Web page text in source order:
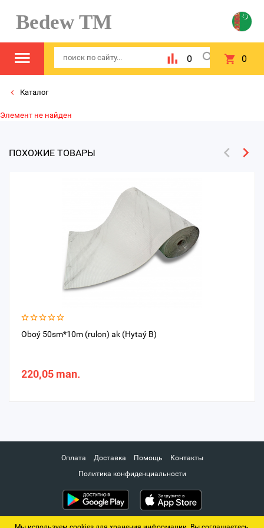
Bedew TM
0 0
Каталог
Элемент не найден
ПОХОЖИЕ ТОВАРЫ
Oboý 50sm*10m (rulon) ak (Hytaý B)
220,05 man.
Оплата Доставка Помощь
Контакты
Политика конфиденциальности